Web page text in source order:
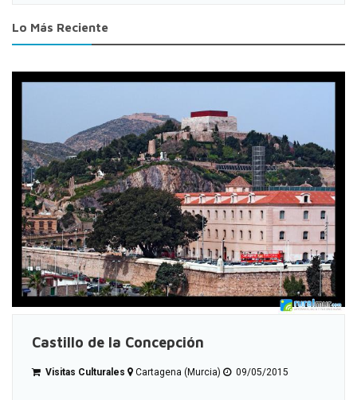
Lo Más Reciente
Castillo de la Concepción
Visitas Culturales Cartagena (Murcia) 09/05/2015